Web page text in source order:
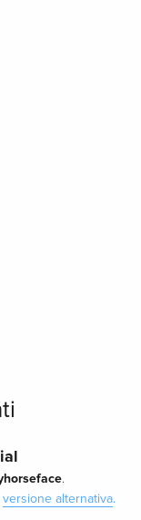
.
versione alternativa.